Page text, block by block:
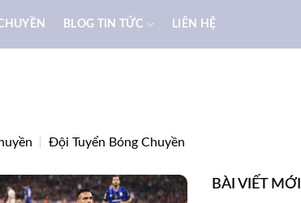
BLOG TIN TỨC LIÊN HỆ
Đội Tuyển Bóng Chuyền
BÀI VIẾT MỚI